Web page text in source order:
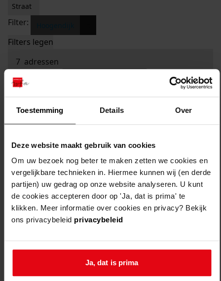
Toestemming Details Over
Deze website maakt gebruik van cookies
Om uw bezoek nog beter te maken zetten we cookies en
vergelijkbare technieken in. Hiermee kunnen wij (en derde
partijen) uw gedrag op onze website analyseren. U kunt
de cookies accepteren door op 'Ja, dat is prima' te
klikken. Meer informatie over cookies en privacy? Bekijk
ons privacybeleid privacybeleid
Ja, dat is prima
Straat
Filter:
Filters legen
7 adressen
sorteren op: